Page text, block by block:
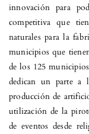
innovación para
competitiva que
naturales para la
municipios que
de los 125
dedican un parte a
producción de
utilización de la
de eventos desde